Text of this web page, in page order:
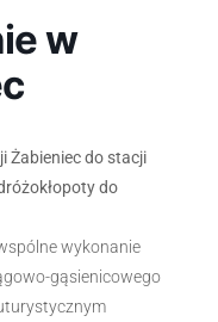
w
Żabieniec do stacji
do
wykonanie
gąsienicowego